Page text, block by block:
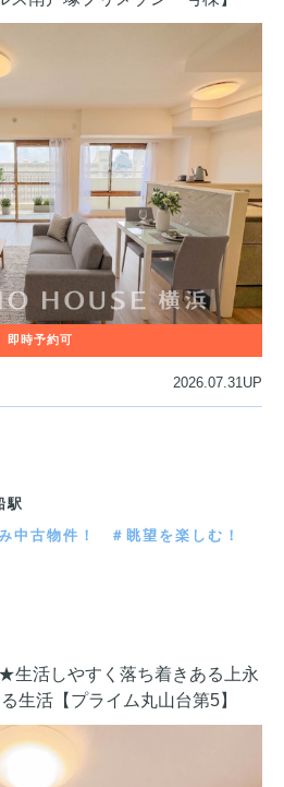
2026.07.31UP
駅
中古物件！
＃眺望を楽しむ！
生活しやすく落ち着きある上永
生活【プライム丸山台第5】